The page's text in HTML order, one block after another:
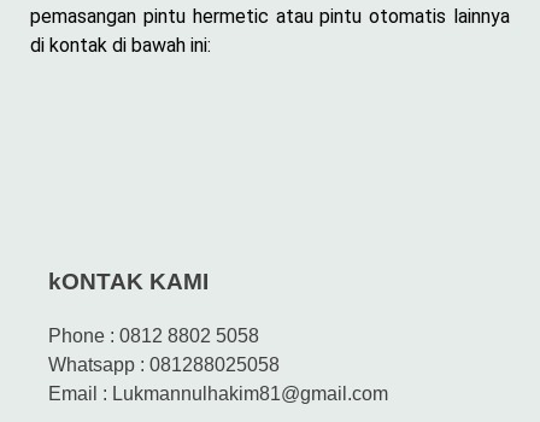
pemasangan pintu hermetic atau pintu otomatis lainnya
di kontak di bawah ini:
kONTAK KAMI
Phone : 0812 8802 5058
Whatsapp : 081288025058
Email : Lukmannulhakim81@gmail.com